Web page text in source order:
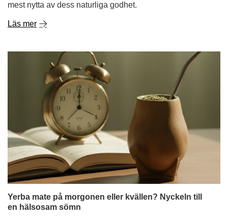
mest nytta av dess naturliga godhet.
Läs mer
Yerba mate på morgonen eller kvällen? Nyckeln till
en hälsosam sömn